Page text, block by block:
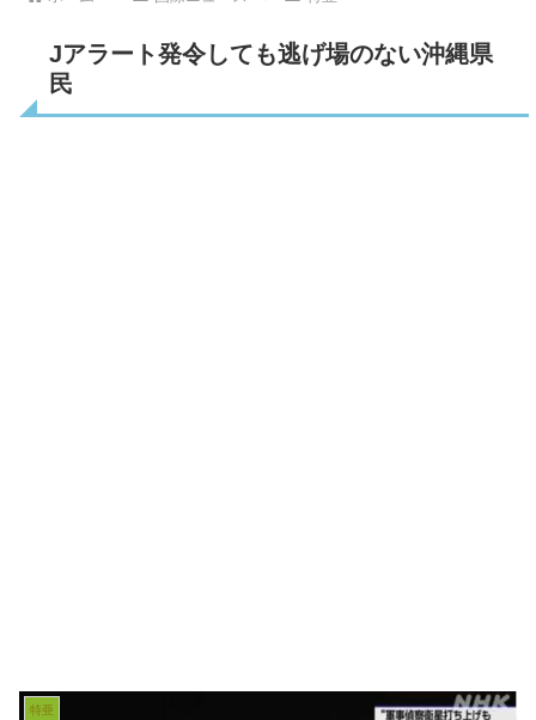
Jアラート発令しても逃げ場のない沖縄県
民
特亜